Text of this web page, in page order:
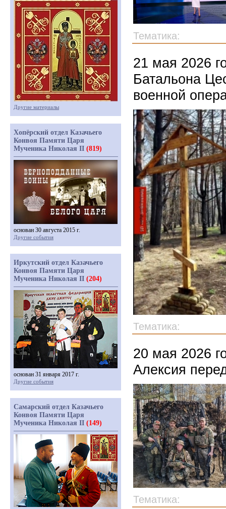
Тематика:
21 мая 2026
Батальона
военной
Тематика:
20 мая 2026
Алексия
Тематика:
Другие материалы
Хопёрский отдел Казачьего
Конвоя Памяти Царя
Мученика Николая II (819)
основан 30 августа 2015 г.
Другие события
Иркутский отдел Казачьего
Конвоя Памяти Царя
Мученика Николая II (204)
основан 31 января 2017 г.
Другие события
Самарский отдел Казачьего
Конвоя Памяти Царя
Мученика Николая II (149)